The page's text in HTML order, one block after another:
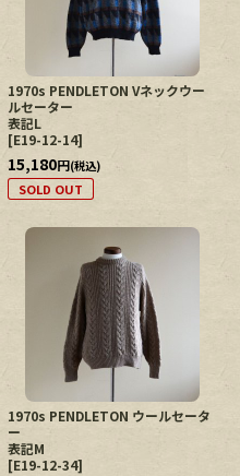
1970s PENDLETON Vネックウー
ルセーター
表記L
[E19-12-14]
15,180円(税込)
SOLD OUT
1970s PENDLETON ウールセータ
ー
表記M
[E19-12-34]